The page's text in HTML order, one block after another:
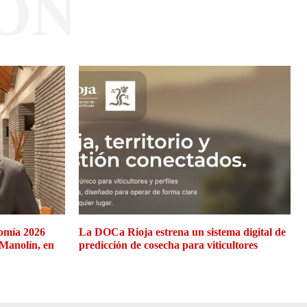
2026
en
La DOCa Rioja estrena un sistema digital de
predicción de cosecha para viticultores